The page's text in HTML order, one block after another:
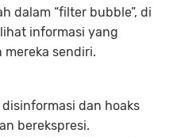
dalam “filter bubble”, di
informasi yang
sendiri.
disinformasi dan hoaks
berekspresi.